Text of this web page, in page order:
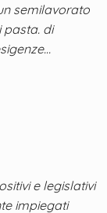
semilavorato
pasta. di
e legislativi
impiegati